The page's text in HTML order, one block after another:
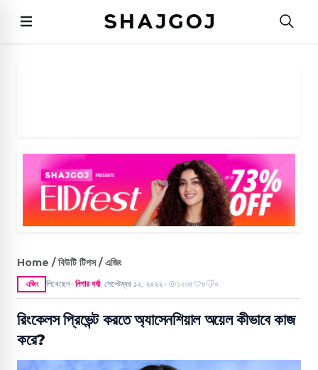
Home / বিউটি টিপস / এজিং
এজিং লিখেছেন ● নিগার বর্ষা,সেপ্টেম্বর ১২, ২০২২ ● ১২৩৪ ৪ ০
রিংকেলস প্রিভেন্ট করতে অ্যাসেনশিয়াল অয়েল কীভাবে কাজ
করে?